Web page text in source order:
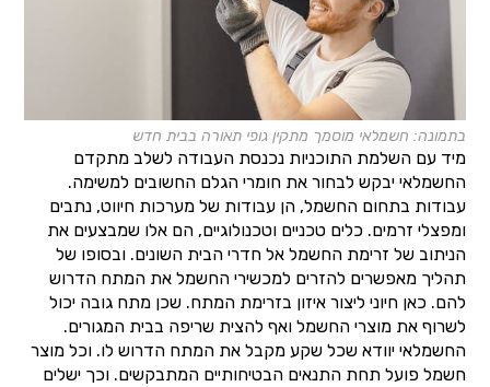
בתמונה: חשמלאי מוסמך מתקין גופי תאורה בבית חדש
מיד עם השלמת התוכניות נכנסת העבודה לשלב מתקדם
החשמלאי יבקש לבחור את חומרי הגלם החשובים למשימה.
עבודות בתחום החשמל, הן עבודות של מערכות חיווט, נתבים
ומפצלי זרמים. כלים טכניים וטכנולוגיים, הם אלו שמבצעים את
הניתוב של זרימת החשמל אל חדרי הבית השונים. ובסופו של
תהליך מאפשרים להזרים למכשירי החשמל את המתח הדרוש
להם. כאן חיוני ליצור איזון בזרימת המתח. שכן מתח גובה יכול
לשרוף את מוצרי החשמל ואף להצית שריפה בבית המגורים.
החשמלאי יוודא שכל שקע מקבל את המתח הדרוש לו. וכל מוצר
חשמל פועל תחת התנאים הבטיחותיים המתבקשים. וכך ישלים